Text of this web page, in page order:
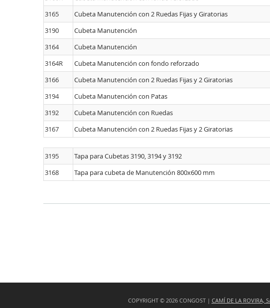
3165
Cubeta Manutención con 2 Ruedas Fijas y Giratorias
3190
Cubeta Manutención
3164
Cubeta Manutención
3164R
Cubeta Manutención con fondo reforzado
3166
Cubeta Manutención con 2 Ruedas Fijas y 2 Giratorias
3194
Cubeta Manutención con Patas
3192
Cubeta Manutención con Ruedas
3167
Cubeta Manutención con 2 Ruedas Fijas y 2 Giratorias
3195 Tapa para Cubetas 3190, 3194 y 3192
3168
Tapa para cubeta de Manutención 800x600 mm
COPYRIGHT © 2026 CONGOST | CAMÍ DE LA ROVIRA,